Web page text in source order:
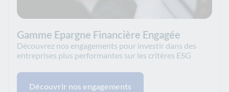
Gamme Epargne Financière Engagée
Découvrez nos engagements pour investir dans des
entreprises plus performantes sur les critères ESG
Découvrir nos engagements